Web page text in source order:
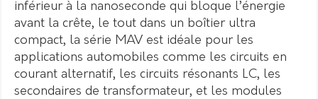
inférieur à la nanoseconde qui bloque l’énergie
avant la crête, le tout dans un boîtier ultra
compact, la série MAV est idéale pour les
applications automobiles comme les circuits en
courant alternatif, les circuits résonants LC, les
secondaires de transformateur, et les modules